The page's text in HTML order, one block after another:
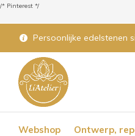
/* Pinterest */
Webshop Ontwerp,
Persoonlijke edelstenen